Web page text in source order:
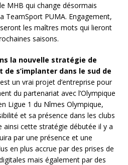
MHB qui change désormais
TeamSport PUMA. Engagement,
les maîtres mots qui lieront
saisons.
la nouvelle stratégie de
de s’implanter dans le sud de
un vrai projet d’entreprise pour
du partenariat avec l’Olympique
Ligue 1 du Nîmes Olympique,
et sa présence dans les clubs
cette stratégie débutée il y a
par une présence et une
en plus accrue par des prises de
mais également par des